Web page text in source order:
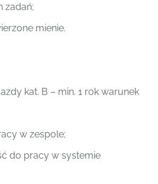
zadań;
mienie.
kat. B – min. 1 rok warunek
w zespole;
do pracy w systemie